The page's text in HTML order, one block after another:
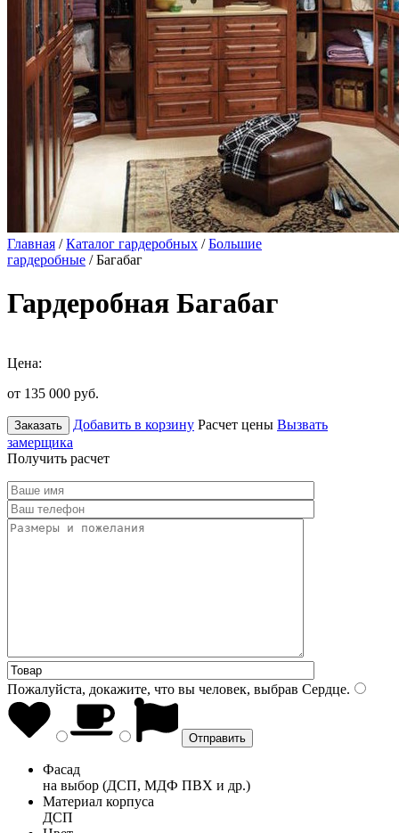
Главная /Каталог гардеробных /Большие
гардеробные / Багабаг
Гардеробная Багабаг
Цена:
от 135 000 руб.
Заказать Добавить в корзину Расчет цены Вызвать
замерщика
Получить расчет
Пожалуйста, докажите, что вы человек, выбрав Сердце.
Фасад
на выбор (ДСП, МДФ ПВХ и др.)
Материал корпуса
ДСП